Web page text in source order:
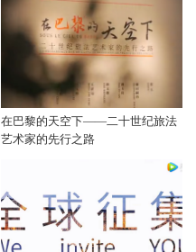
在巴黎的天空下——二十世纪旅法
艺术家的先行之路